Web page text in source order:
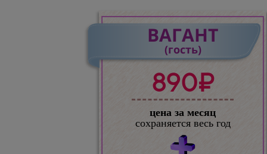
ВАГАНТ
(гость)
890₽
цена за месяц
сохраняется весь год